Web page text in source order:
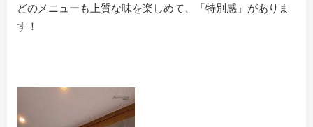
どのメニューも上質な味を楽しめて、「特別感」がありま
す！